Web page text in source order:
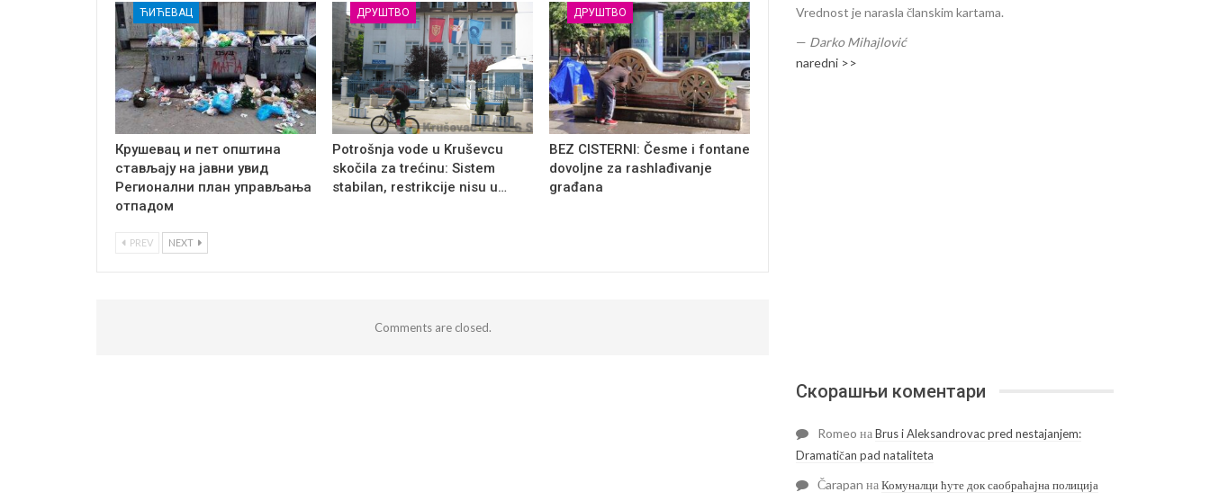
ЋИЋЕВАЦ
Крушевац и пет општина
стављају на јавни увид
Регионални план управљања
отпадом
ДРУШТВО
Potrošnja vode u Kruševcu
skočila za trećinu: Sistem
stabilan, restrikcije nisu u…
ДРУШТВО
BEZ CISTERNI: Česme i fontane
dovoljne za rashlađivanje
građana
PREV NEXT
Comments are closed.
Vrednost je narasla članskim kartama.
— Darko Mihajlović
naredni >>
Скорашњи коментари
Romeo наBrus i Aleksandrovac pred nestajanjem:
Dramatičan pad nataliteta
Čarapan наКомуналци ћуте док саобраћајна полиција